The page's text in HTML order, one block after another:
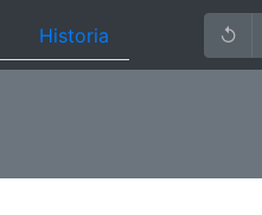
Historia ↺